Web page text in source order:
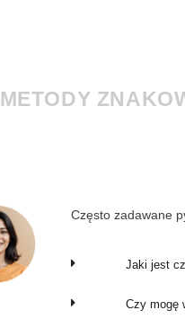
METODY
Często zadawane
Jaki jest
Czy mogę